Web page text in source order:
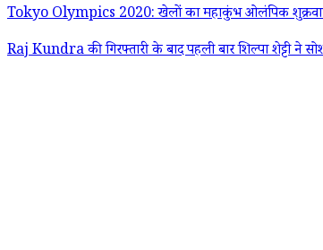
Tokyo Olympics 2020: खेलों का महाकुंभ ओलंपिक
Raj Kundra की गिरफ्तारी के बाद पहली बार शिल्पा शेट्टी